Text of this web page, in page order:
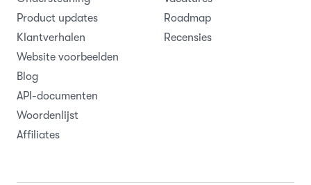
Product updates
Klantverhalen
Website voorbeelden
Blog
API-documenten
Woordenlijst
Affiliates
Roadmap
Recensies